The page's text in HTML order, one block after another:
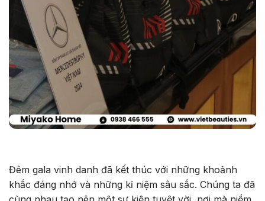
Đêm gala vinh danh đã kết thúc với những khoảnh
khắc đáng nhớ và những kỉ niệm sâu sắc. Chúng ta đã